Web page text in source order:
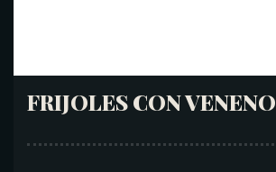
FRIJOLES CON VENENO